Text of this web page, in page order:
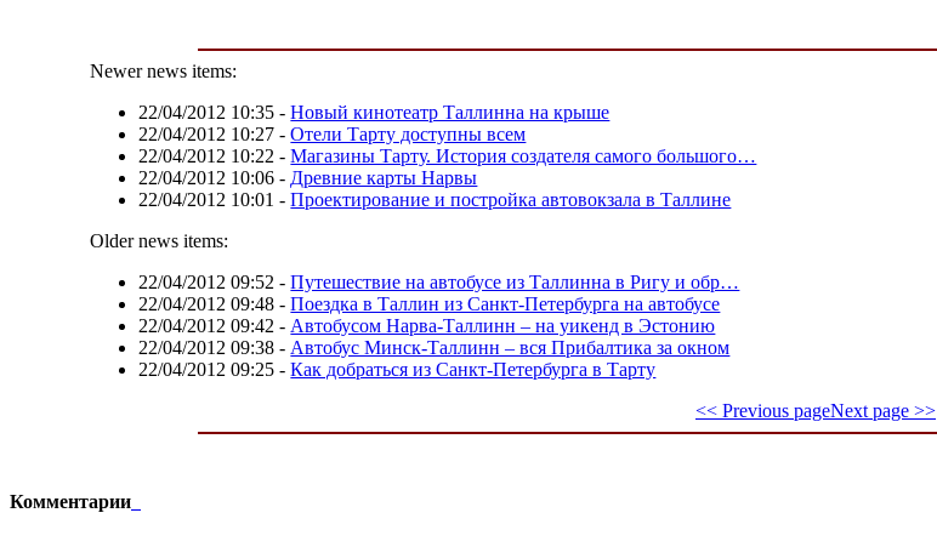
Newer news items:
22/04/2012 10:35 -Новый кинотеатр Таллинна на крыше
22/04/2012 10:27 -Отели Тарту доступны всем
22/04/2012 10:22 -Магазины Тарту. История создателя самого большого…
22/04/2012 10:06 - Древние карты Нарвы
22/04/2012 10:01 -Проектирование и постройка автовокзала в Таллине
Older news items:
22/04/2012 09:52 -Путешествие на автобусе из Таллинна в Ригу и обр…
22/04/2012 09:48 -Поездка в Таллин из Санкт-Петербурга на автобусе
22/04/2012 09:42 - Автобусом Нарва-Таллинн – на уикенд в Эстонию
22/04/2012 09:38 - Автобус Минск-Таллинн – вся Прибалтика за окном
22/04/2012 09:25 -Как добраться из Санкт-Петербурга в Тарту
<< Previous pageNext page >>
Комментарии